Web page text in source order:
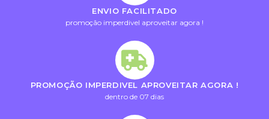
ENVIO FACILITADO
promoção imperdivel aproveitar agora !
PROMOÇÃO IMPERDIVEL APROVEITAR AGORA !
dentro de 07 dias